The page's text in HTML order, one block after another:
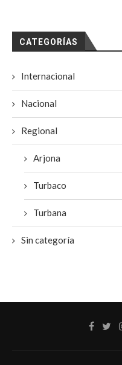
CATEGORÍAS
Internacional
Nacional
Regional
Arjona
Turbaco
Turbana
Sin categoría